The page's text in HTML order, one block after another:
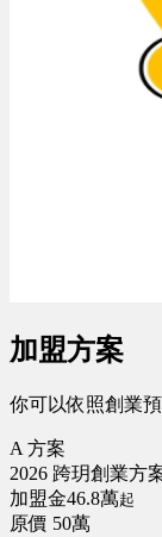
加盟方案
你可以依照創業
A 方案
2026 跨玥創業方
加盟金46.8萬起
原價 50萬